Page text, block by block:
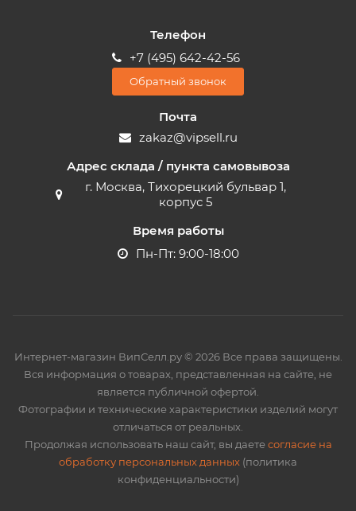
Телефон
+7 (495) 642-42-56
Обратный звонок
Почта
zakaz@vipsell.ru
Адрес склада / пункта самовывоза
г. Москва, Тихорецкий бульвар 1,
корпус 5
Время работы
Пн-Пт: 9:00-18:00
Интернет-магазин ВипСелл.ру © 2026 Все права защищены.
Вся информация о товарах, представленная на сайте, не
является публичной офертой.
Фотографии и технические характеристики изделий могут
отличаться от реальных.
Продолжая использовать наш сайт, вы даетесогласие на
обработку персональных данных (политика
конфиденциальности)